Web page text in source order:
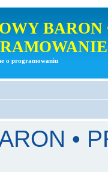
BARON
o programowaniu
•